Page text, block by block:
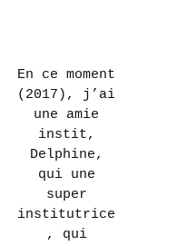
En ce moment
(2017), j’ai
une amie
instit,
Delphine,
qui une
super
institutrice
, qui